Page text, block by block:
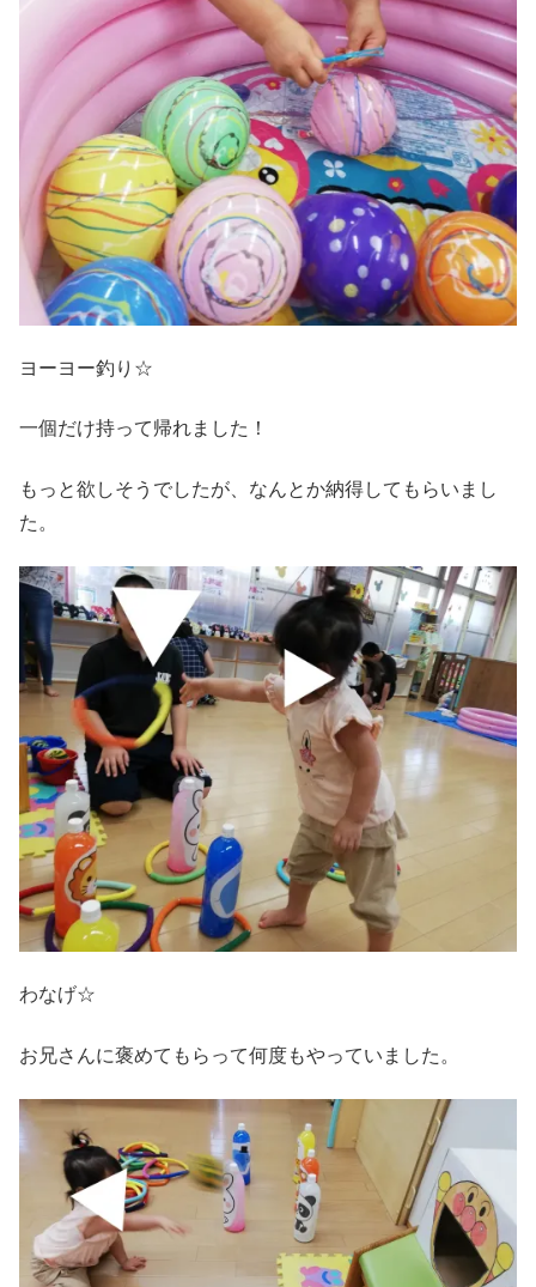
ヨーヨー釣り☆
一個だけ持って帰れました！
もっと欲しそうでしたが、なんとか納得してもらいまし
た。
わなげ☆
お兄さんに褒めてもらって何度もやっていました。